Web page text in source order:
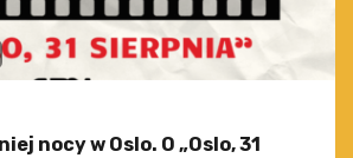
nocy w Oslo. O „Oslo, 31